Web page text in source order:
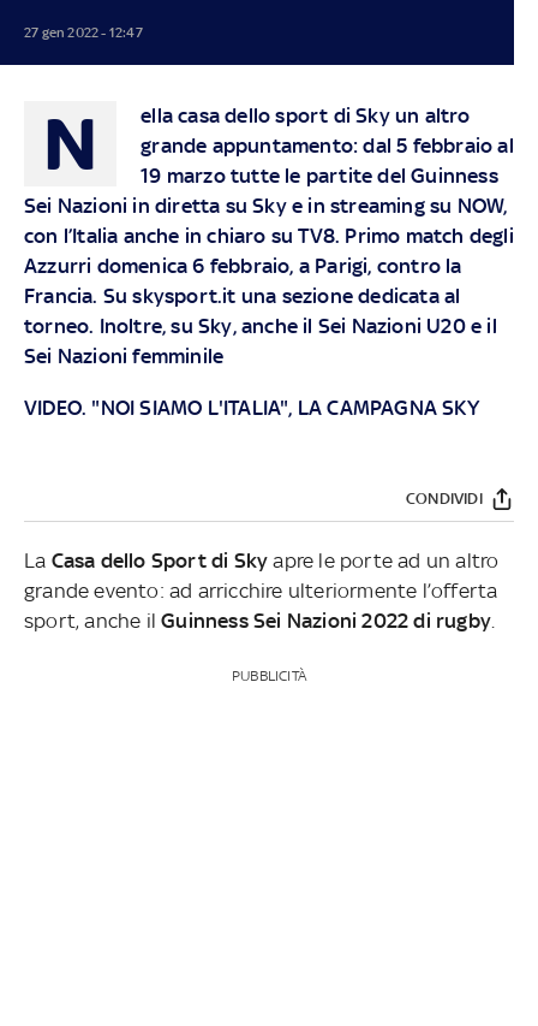
27 gen 2022 - 12:47
N
ella casa dello sport di Sky un altro
grande appuntamento: dal 5 febbraio al
19 marzo tutte le partite del Guinness
Sei Nazioni in diretta su Sky e in streaming su NOW,
con l’Italia anche in chiaro su TV8. Primo match degli
Azzurri domenica 6 febbraio, a Parigi, contro la
Francia. Su skysport.it una sezione dedicata al
torneo. Inoltre, su Sky, anche il Sei Nazioni U20 e il
Sei Nazioni femminile
VIDEO. "NOI SIAMO L'ITALIA", LA CAMPAGNA SKY
CONDIVIDI
La Casa dello Sport di Sky apre le porte ad un altro
grande evento: ad arricchire ulteriormente l’offerta
sport, anche ilGuinness Sei Nazioni 2022 di rugby
PUBBLICITÀ